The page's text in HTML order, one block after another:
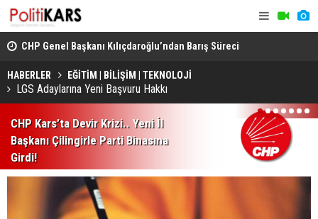
CHP Genel Başkanı Kılıçdaroğlu’ndan Barış Süreci
Vurgusu.. Sorumluluk Alacağız!
HABERLER EĞİTİM | BİLİŞİM | TEKNOLOJİ
LGS Adaylarına Yeni Başvuru Hakkı
CHP Kars’ta Devir Krizi.. Yeni İl
Başkanı Çilingirle Parti Binasına
Girdi!
1 2 3 4 5 6 7